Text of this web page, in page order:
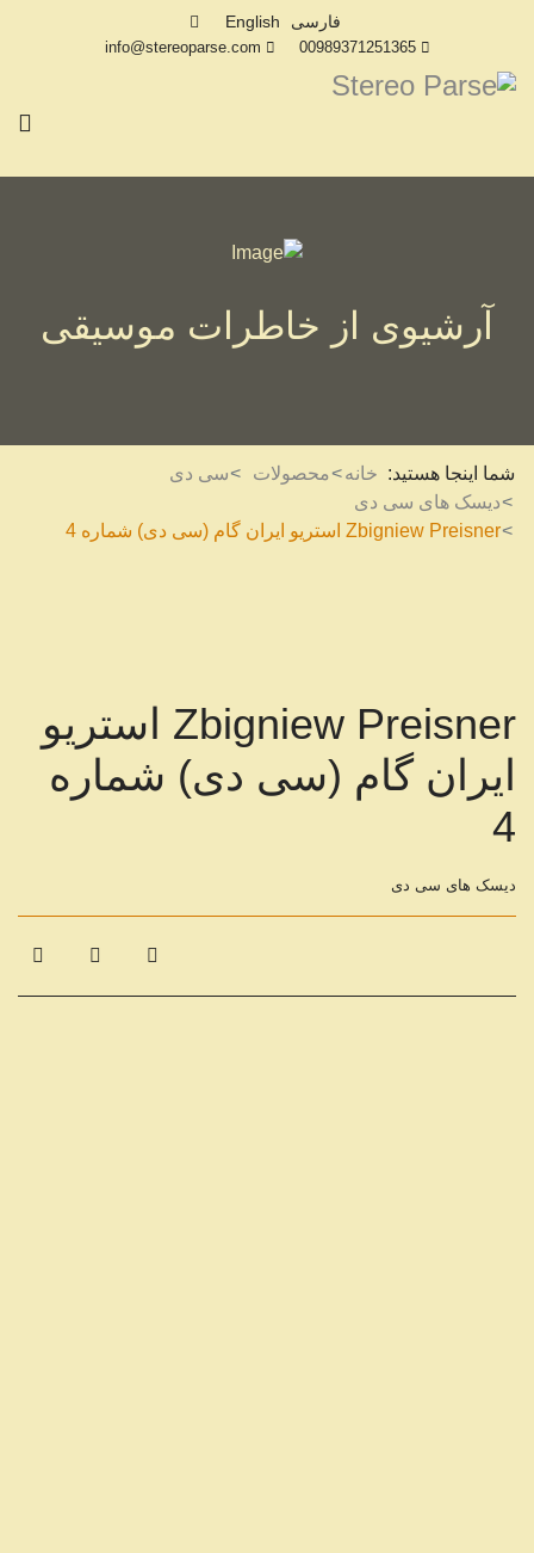
فارسی English
00989371251365
info@stereoparse.com
آرشیوی از خاطرات موسیقی
شما اینجا هستید: خانه محصولات
سی دی
دیسک های سی دی
Zbigniew Preisner استریو ایران گام (سی دی) شماره 4
Zbigniew Preisner استریو
ایران گام (سی دی) شماره
4
دیسک های سی دی